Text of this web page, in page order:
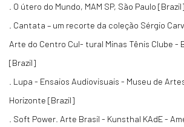
. O útero do Mundo, MAM SP, São Paulo [Brazil]
. Cantata – um recorte da coleção Sérgio
Arte do Centro Cul- tural Minas Tênis Clube -
[Brazil]
. Lupa - Ensaios Audiovisuais - Museu de
Horizonte [Brazil]
. Soft Power. Arte Brasil - Kunsthal KAdE -